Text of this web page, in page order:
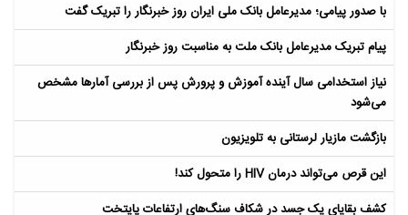
با صدور پیامی؛ مدیرعامل بانک ملی ایران روز خبرنگار را تبریک گفت
پیام تبریک مدیرعامل بانک ملت به مناسبت روز خبرنگار
نیاز استخدامی سال آینده آموزش و پرورش پس از بررسی آمارها مشخص
می‌شود
بازگشت مازیار لرستانی به تلویزیون
این قرص می‌تواند درمان HIV را متحول کند!
کشف بقایای یک جسد در شکاف سنگ‌های ارتفاعات پایتخت